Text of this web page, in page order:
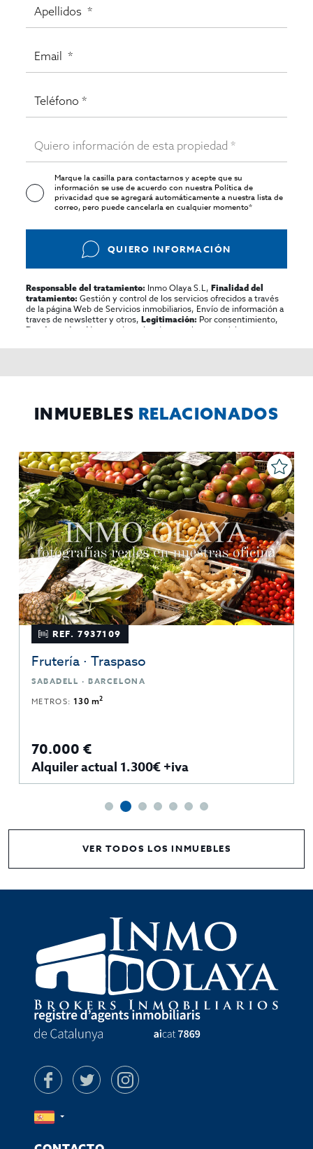
Marque la casilla para contactarnos y acepte que su
información se use de acuerdo con nuestraPolítica de
privacidadque se agregará automáticamente a nuestra lista de
correo, pero puede cancelarla en cualquier momento*
QUIERO INFORMACIÓN
Responsable del tratamiento: Inmo Olaya S.L,Finalidad del
tratamiento: Gestión y control de los servicios ofrecidos a través
de la página Web de Servicios inmobiliarios, Envío de información a
traves de newsletter y otros,Legitimación: Por consentimiento,
Destinatarios:
No se cederan los datos, salvo para elaborar
rectificar y suprimir los datos, solicitar la portabilidad de los
INMUEBLES RELACIONADOS
REF. 7937109
Frutería · Traspaso
SABADELL · BARCELONA
METROS:130 m2
70.000 €
Alquiler actual 1.300€ +iva
VER TODOS LOS INMUEBLES